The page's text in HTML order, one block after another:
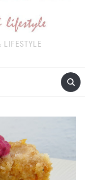
LIFESTYLE